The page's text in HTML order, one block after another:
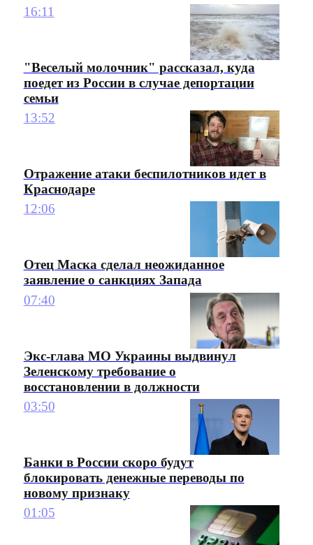
16:11
"Веселый молочник" рассказал, куда
поедет из России в случае депортации
семьи
13:52
Отражение атаки беспилотников идет в
Краснодаре
12:06
Отец Маска сделал неожиданное
заявление о санкциях Запада
07:40
Экс-глава МО Украины выдвинул
Зеленскому требование о
восстановлении в должности
03:50
Банки в России скоро будут
блокировать денежные переводы по
новому признаку
01:05